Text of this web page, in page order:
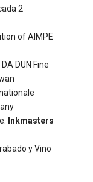
2
of AIMPE
DUN Fine
Inkmasters
y Vino